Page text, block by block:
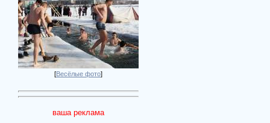
[Весёлые фото]
ваша реклама